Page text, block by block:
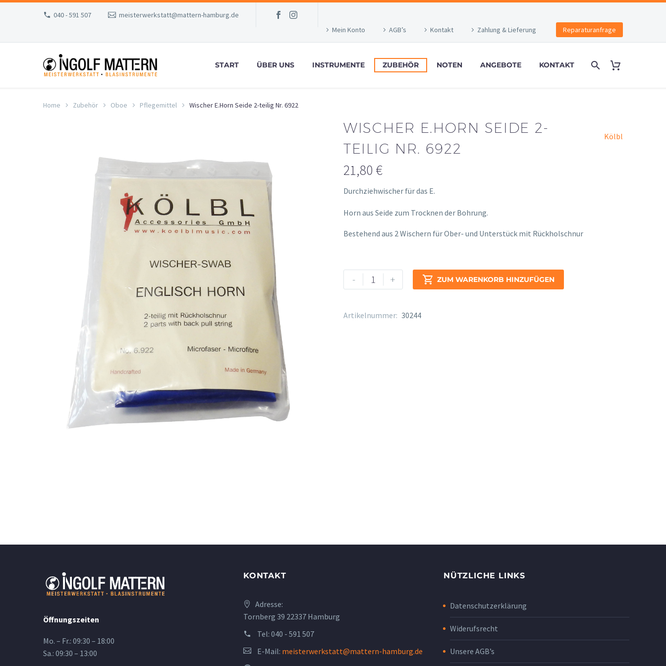
040 - 591 507
meisterwerkstatt@mattern-hamburg.de
Mein Konto
AGB’s Kontakt Zahlung & Lieferung Reparaturanfrage
START ÜBER UNS INSTRUMENTE ZUBEHÖR NOTEN ANGEBOTE KONTAKT
Home Zubehör Oboe Pflegemittel Wischer E.Horn Seide 2-teilig Nr. 6922
WISCHER E.HORN SEIDE 2-
TEILIG NR. 6922
Kölbl
21,80 €
Durchziehwischer für das E.
osteopathe-nyon-cabinet-monney
Horn aus Seide zum Trocknen der Bohrung.
Bestehend aus 2 Wischern für Ober- und Unterstück mit Rückholschnur
-
Wischer
E.Horn
2-
+  ZUM WARENKORB HINZUFÜGEN
Alternative:
Artikelnummer: 30244
Öffnungszeiten
Mo. – Fr.: 09:30 – 18:00
Sa.: 09:30 – 13:00
KONTAKT
Adresse:
Tornberg 39 22337 Hamburg
Tel: 040 - 591 507
E-Mail: meisterwerkstatt@mattern-hamburg.de
NÜTZLICHE LINKS
Datenschutzerklärung
Widerufsrecht
Unsere AGB’s